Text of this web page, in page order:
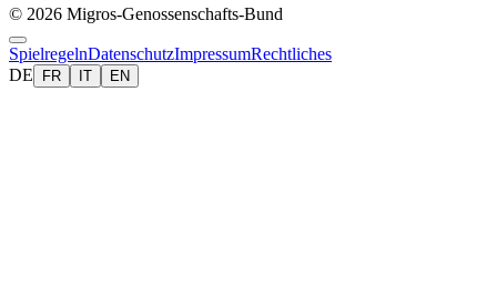
© 2026 Migros-Genossenschafts-Bund
SpielregelnDatenschutzImpressumRechtliches
DE
FR IT EN